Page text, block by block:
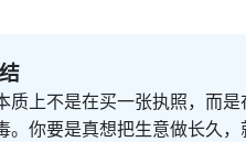
质上不是在买一张执照，而
。你要是真想把生意做长久